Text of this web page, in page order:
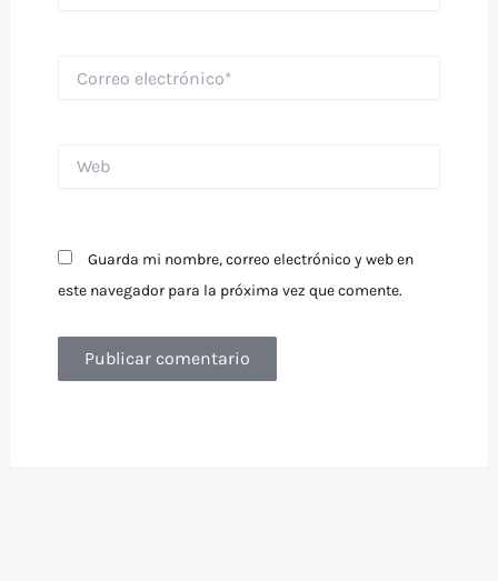
electrónico*
Guarda mi nombre, correo electrónico y web en
este navegador para la próxima vez que comente.